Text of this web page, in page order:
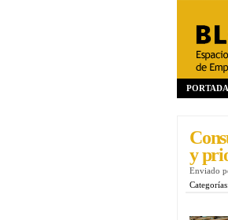
PORTADA
y
Enviado
Categorías: